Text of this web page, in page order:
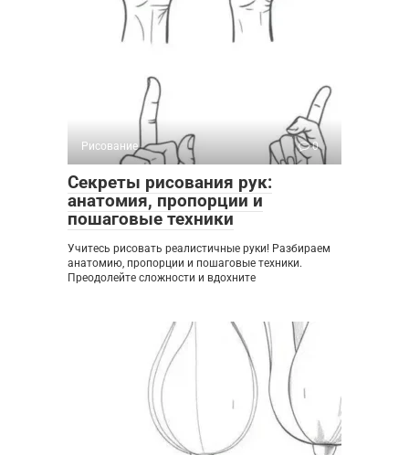
Рисование 0
Секреты рисования рук:
анатомия, пропорции и
пошаговые техники
Учитесь рисовать реалистичные руки! Разбираем
анатомию, пропорции и пошаговые техники.
Преодолейте сложности и вдохните